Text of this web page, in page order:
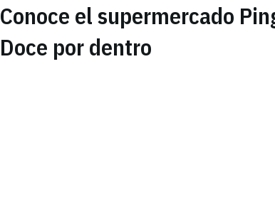
Conoce el supermercado
Doce por dentro